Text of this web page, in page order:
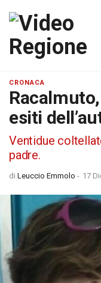
CRONACA
esiti
Ventidue
padre.
di Leuccio Emmolo - 17